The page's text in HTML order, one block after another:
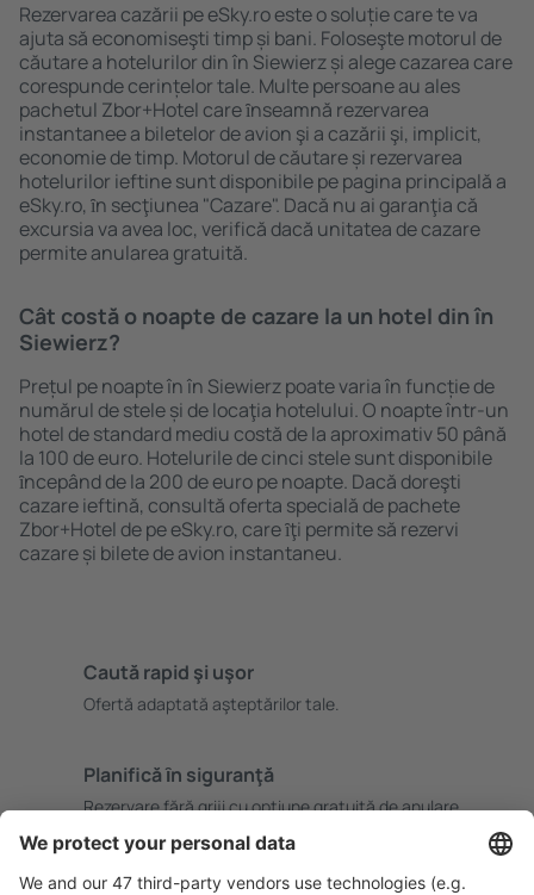
Rezervarea cazării pe eSky.ro este o soluție care te va
ajuta să economiseşti timp și bani. Foloseşte motorul de
căutare a hotelurilor din în Siewierz și alege cazarea care
corespunde cerințelor tale. Multe persoane au ales
pachetul Zbor+Hotel care ȋnseamnă rezervarea
instantanee a biletelor de avion şi a cazării şi, implicit,
economie de timp. Motorul de căutare și rezervarea
hotelurilor ieftine sunt disponibile pe pagina principală a
eSky.ro, ȋn secţiunea "Cazare". Dacă nu ai garanţia că
excursia va avea loc, verifică dacă unitatea de cazare
permite anularea gratuită.
Cât costă o noapte de cazare la un hotel din în
Siewierz?
Prețul pe noapte în în Siewierz poate varia în funcție de
numărul de stele și de locaţia hotelului. O noapte într-un
hotel de standard mediu costă de la aproximativ 50 până
la 100 de euro. Hotelurile de cinci stele sunt disponibile
ȋncepând de la 200 de euro pe noapte. Dacă doreşti
cazare ieftină, consultă oferta specială de pachete
Zbor+Hotel de pe eSky.ro, care ȋţi permite să rezervi
cazare și bilete de avion instantaneu.
Caută rapid şi uşor
Ofertă adaptată aşteptărilor tale.
Planifică ȋn siguranţă
Rezervare fără griji cu opțiune gratuită de anulare.
Economiseşte mai mult